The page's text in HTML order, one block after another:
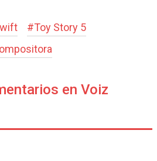
#Toy Story 5
en Voiz